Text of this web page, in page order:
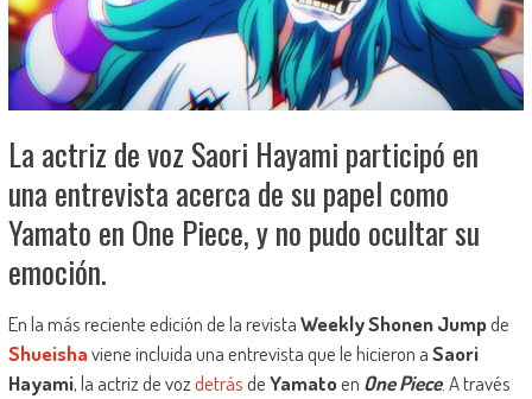
La actriz de voz Saori Hayami participó en
una entrevista acerca de su papel como
Yamato en One Piece, y no pudo ocultar su
emoción.
En la más reciente edición de la revistaWeekly Shonen Jumpde
Shueishaviene incluida una entrevista que le hicieron aSaori
Hayami, la actriz de vozdetrásdeYamatoen One Piece. A través